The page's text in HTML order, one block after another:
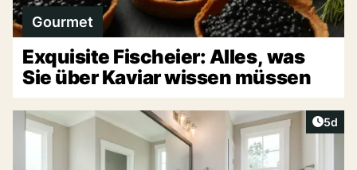
Gourmet
Exquisite Fischeier: Alles, was
Sie über Kaviar wissen müssen
5d